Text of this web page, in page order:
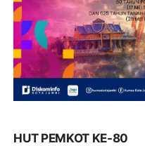
HUT PEMKOT KE-80